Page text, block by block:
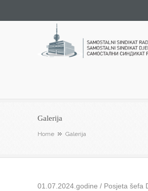
Galerija
Home Galerija
01.07.2024.godine / Posjeta šefa